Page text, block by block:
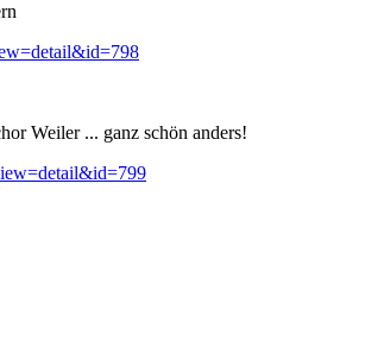
Weiler ... ganz schön anders!